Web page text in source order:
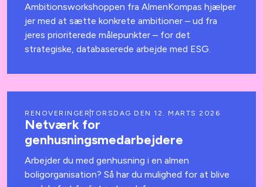
Ambitionsworkshoppen fra AlmenKompas hjælper
jer med at sætte konkrete ambitioner – ud fra
jeres prioriterede målepunkter – for det
strategiske, databaserede arbejde med ESG.
RENOVERINGER TORSDAG DEN 12. MARTS 2026
Netværk for
genhusningsmedarbejdere
Arbejder du med genhusning i en almen
boligorganisation? Så har du mulighed for at blive